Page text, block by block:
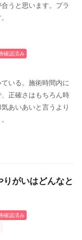
うと思います。プラ
確認済み
いる。施術時間内に
正確さはもちろん時
あいあいと言うより
がいはどんなと
確認済み